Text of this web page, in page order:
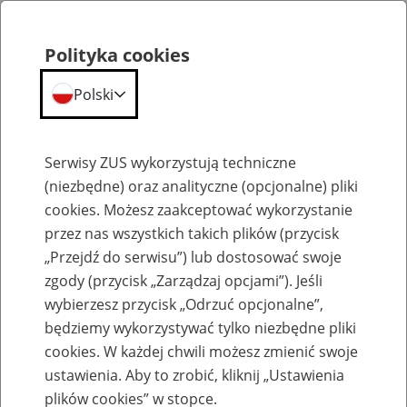
Emerytury
Baza zlikwidowanych lub
przekształconych zakładów pracy
Polityka cookies
Polski
Serwisy ZUS wykorzystują techniczne
(niezbędne) oraz analityczne (opcjonalne) pliki
cookies. Możesz zaakceptować wykorzystanie
przez nas wszystkich takich plików (przycisk
„Przejdź do serwisu”) lub dostosować swoje
zgody (przycisk „Zarządzaj opcjami”). Jeśli
wybierzesz przycisk „Odrzuć opcjonalne”,
będziemy wykorzystywać tylko niezbędne pliki
cookies. W każdej chwili możesz zmienić swoje
ustawienia. Aby to zrobić, kliknij „Ustawienia
plików cookies” w stopce.